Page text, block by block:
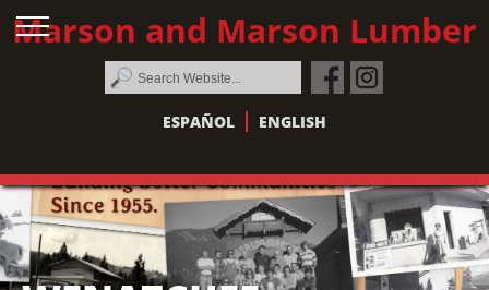
Marson and Marson Lumber
ESPAÑOL ENGLISH